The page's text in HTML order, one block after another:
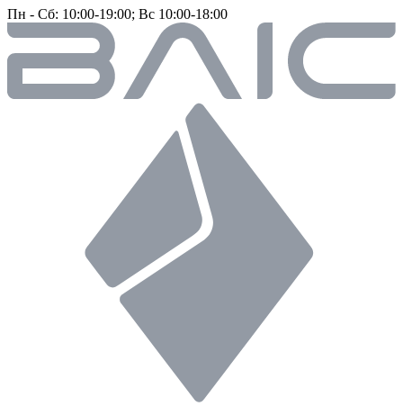
Пн - Сб: 10:00-19:00; Вс 10:00-18:00